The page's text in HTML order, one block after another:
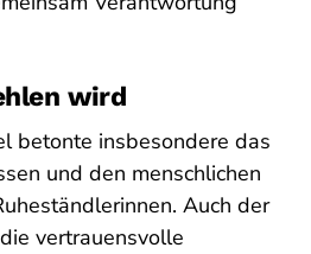
wird
betonte insbesondere das
und den menschlichen
Auch der
vertrauensvolle